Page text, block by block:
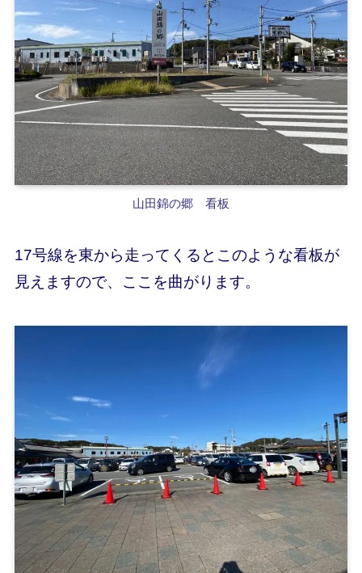
山田錦の郷 看板
17号線を東から走ってくるとこのような看板が
見えますので、ここを曲がります。